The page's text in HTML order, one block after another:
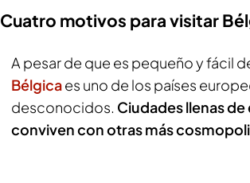
Cuatro motivos para visitar
A pesar de que es pequeño y fácil
Bélgicaes uno de los países
desconocidos. Ciudades llenas
conviven con otras más